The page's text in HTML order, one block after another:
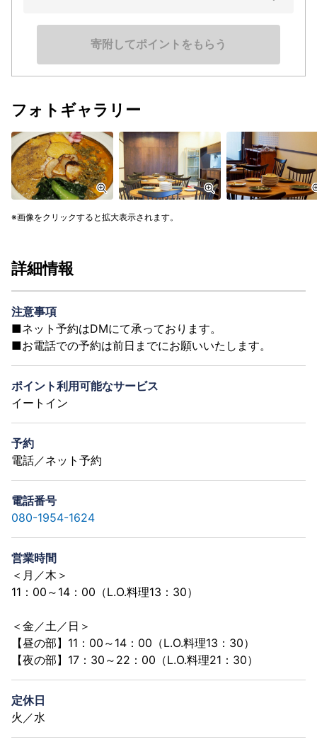
寄附してポイントをもらう
フォトギャラリー
画像をクリックすると拡大表示されます。
詳細情報
注意事項
■ネット予約はDMにて承っております。
■お電話での予約は前日までにお願いいたします。
ポイント利用可能なサービス
イートイン
予約
電話／ネット予約
電話番号
080-1954-1624
営業時間
＜月／木＞
11：00～14：00（L.O.料理13：30）
＜金／土／日＞
【昼の部】11：00～14：00（L.O.料理13：30）
【夜の部】17：30～22：00（L.O.料理21：30）
定休日
火／水